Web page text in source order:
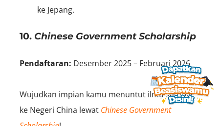
ke Jepang.
10. Chinese Government Scholarship
Pendaftaran: Desember 2025 – Februari 2026
Wujudkan impian kamu menuntut ilmu sampai
ke Negeri China lewat Chinese Government